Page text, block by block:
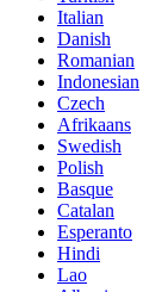
Italian
Danish
Romanian
Indonesian
Czech
Afrikaans
Swedish
Polish
Basque
Catalan
Esperanto
Hindi
Lao